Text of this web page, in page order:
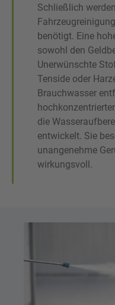
Schließlich
benötigt. Eine
sowohl den
Unerwünschte
Tenside oder
Brauchwasser
die
entwickelt. Sie
unangenehme
wirkungsvoll.